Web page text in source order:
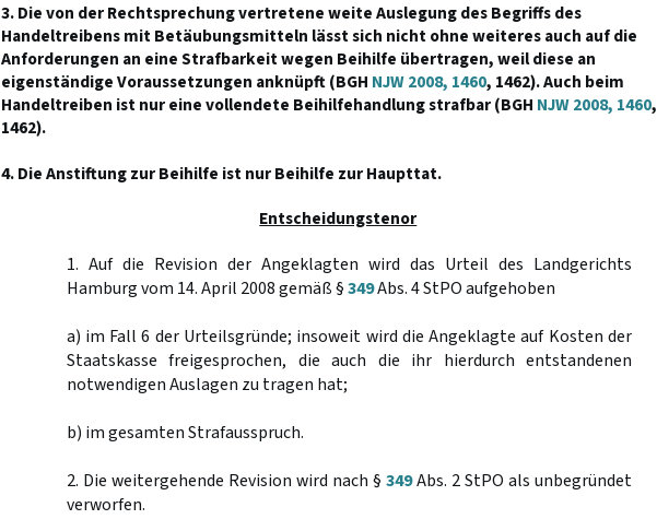
3. Die von der Rechtsprechung vertretene weite Auslegung des Begriffs des
Handeltreibens mit Betäubungsmitteln lässt sich nicht ohne weiteres auch auf die
Anforderungen an eine Strafbarkeit wegen Beihilfe übertragen, weil diese an
eigenständige Voraussetzungen anknüpft (BGH NJW 2008, 1460, 1462). Auch beim
Handeltreiben ist nur eine vollendete Beihilfehandlung strafbar (BGH NJW 2008, 1460,
1462).
4. Die Anstiftung zur Beihilfe ist nur Beihilfe zur Haupttat.
Entscheidungstenor
1. Auf die Revision der Angeklagten wird das Urteil des Landgerichts
Hamburg vom 14. April 2008 gemäß §349Abs. 4 StPO aufgehoben
a) im Fall 6 der Urteilsgründe; insoweit wird die Angeklagte auf Kosten der
Staatskasse freigesprochen, die auch die ihr hierdurch entstandenen
notwendigen Auslagen zu tragen hat;
b) im gesamten Strafausspruch.
2. Die weitergehende Revision wird nach § 349Abs. 2 StPO als unbegründet
verworfen.